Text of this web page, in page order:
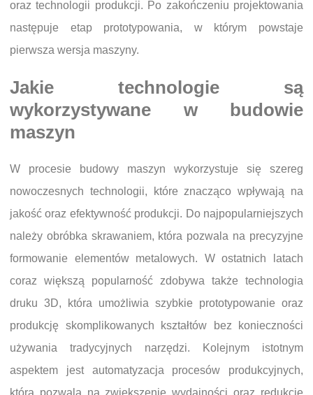
oraz technologii produkcji. Po zakończeniu projektowania
następuje etap prototypowania, w którym powstaje
pierwsza wersja maszyny.
Jakie technologie są
wykorzystywane w budowie
maszyn
W procesie budowy maszyn wykorzystuje się szereg
nowoczesnych technologii, które znacząco wpływają na
jakość oraz efektywność produkcji. Do najpopularniejszych
należy obróbka skrawaniem, która pozwala na precyzyjne
formowanie elementów metalowych. W ostatnich latach
coraz większą popularność zdobywa także technologia
druku 3D, która umożliwia szybkie prototypowanie oraz
produkcję skomplikowanych kształtów bez konieczności
używania tradycyjnych narzędzi. Kolejnym istotnym
aspektem jest automatyzacja procesów produkcyjnych,